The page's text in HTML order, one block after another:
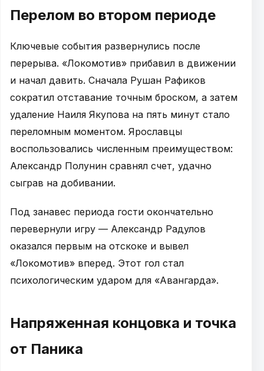
Перелом во втором периоде
Ключевые события развернулись после
перерыва. «Локомотив» прибавил в движении
и начал давить. Сначала Рушан Рафиков
сократил отставание точным броском, а затем
удаление Наиля Якупова на пять минут стало
переломным моментом. Ярославцы
воспользовались численным преимуществом:
Александр Полунин сравнял счет, удачно
сыграв на добивании.
Под занавес периода гости окончательно
перевернули игру — Александр Радулов
оказался первым на отскоке и вывел
«Локомотив» вперед. Этот гол стал
психологическим ударом для «Авангарда».
Напряженная концовка и точка
от Паника